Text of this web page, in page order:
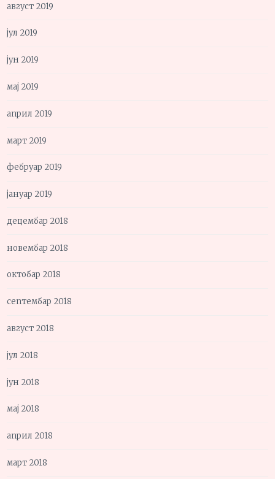
август 2019
јул 2019
јун 2019
мај 2019
април 2019
март 2019
фебруар 2019
јануар 2019
децембар 2018
новембар 2018
октобар 2018
септембар 2018
август 2018
јул 2018
јун 2018
мај 2018
април 2018
март 2018